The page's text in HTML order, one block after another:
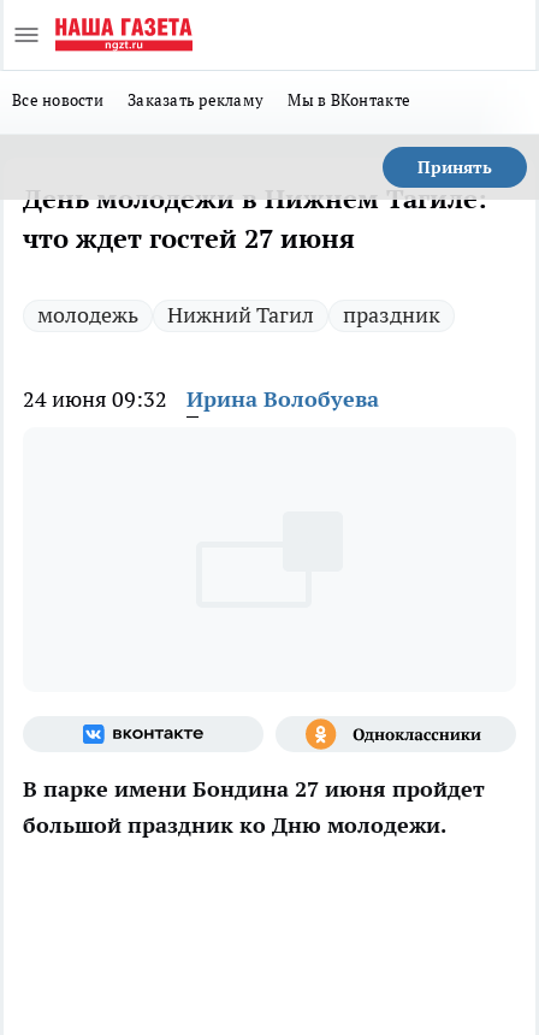
Все новости Заказать рекламу Мы в ВКонтакте
Принять
День молодежи в Нижнем Тагиле:
что ждет гостей 27 июня
молодежь Нижний Тагил праздник
24 июня 09:32 Ирина Волобуева
В парке имени Бондина 27 июня пройдет
большой праздник ко Дню молодежи.